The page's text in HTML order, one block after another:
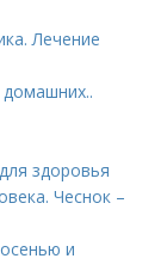
Лечение
здоровья
Чеснок –
и